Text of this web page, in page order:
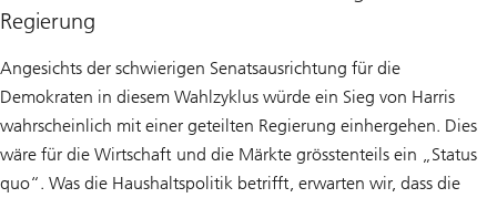
Regierung
Angesichts der schwierigen Senatsausrichtung für die
Demokraten in diesem Wahlzyklus würde ein Sieg von Harris
wahrscheinlich mit einer geteilten Regierung einhergehen. Dies
wäre für die Wirtschaft und die Märkte grösstenteils ein „Status
quo“. Was die Haushaltspolitik betrifft, erwarten wir, dass die